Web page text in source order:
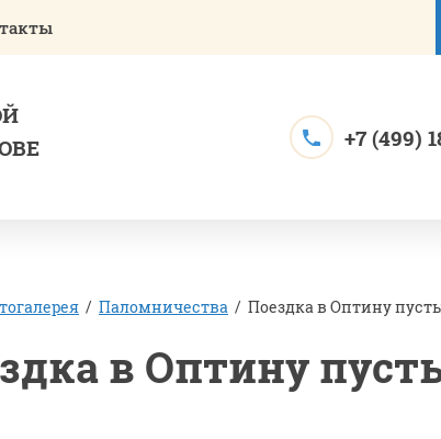
+7 (499)
/ Паломничества / Поездка в Оптину
в Оптину